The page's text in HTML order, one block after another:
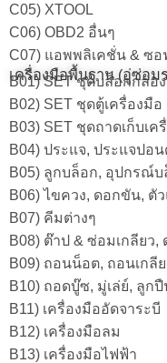
C05) XTOOL
C06) OBD2 อื่นๆ
C07) แอพพลิเคชั่น & ซอ
เครื่องมือพื้นฐาน (อู่ซ่อม
B01) SET ชุดบล็อกกล่อง
B02) SET ชุดตู้เครื่องมือ
B03) SET ชุดถาดเก็บเค
B04) ประแจ, ประแจปอ
B05) ลูกบล็อก, อุปกรณ์บ
B06) ไขควง, ดอกขัน, ตั
B07) คีมต่างๆ
B08) ต๊าป & ซ่อมเกลียว,
B09) ถอนน็อต, ถอนเกลี
B10) ถอดบู๊ซ, มู่เล่ย์, ลูกปื
B11) เครื่องมืออัดจาระบี
B12) เครื่องมือลม
B13) เครื่องมือไฟฟ้า